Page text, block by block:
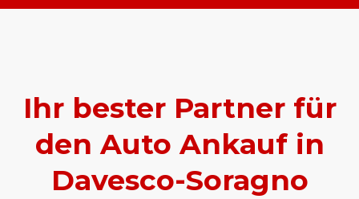
Ihr bester Partner für
den Auto Ankauf in
Davesco-Soragno